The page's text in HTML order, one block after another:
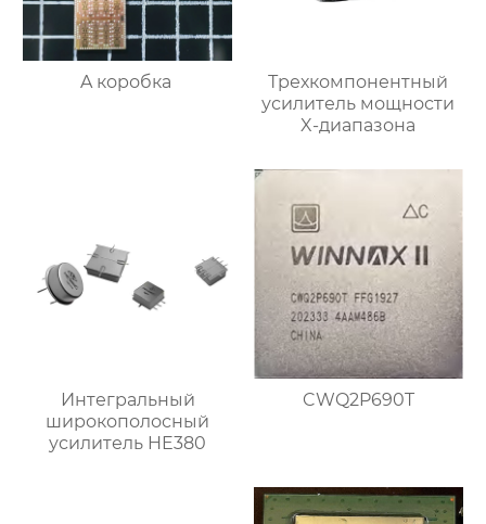
A коробка
Трехкомпонентный
усилитель мощности
X-диапазона
Интегральный
широкополосный
усилитель HE380
CWQ2P690T